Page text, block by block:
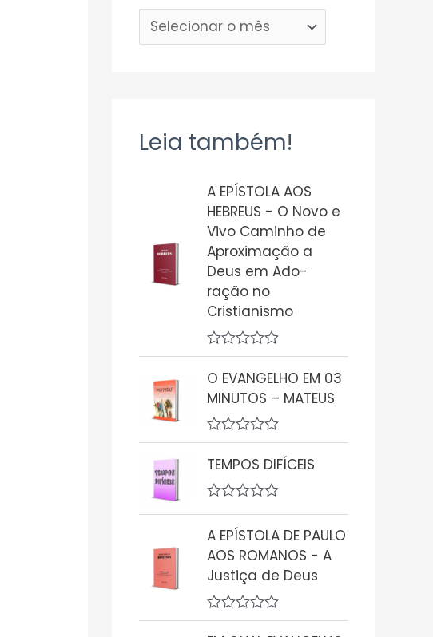
Leia também!
A EPÍSTOLA AOS
HEBREUS - O Novo e
Vivo Caminho de
Aproximação a
Deus em Ado-
ração no
Cristianismo
A
v
a
l
a
ç
o
0
d
O EVANGELHO EM 03
MINUTOS – MATEUS
A
v
a
l
i
a
ã
o
d
e
5
TEMPOS DIFÍCEIS
a
l
i
a
ã
o
A EPÍSTOLA DE PAULO
AOS ROMANOS - A
Justiça de Deus
A